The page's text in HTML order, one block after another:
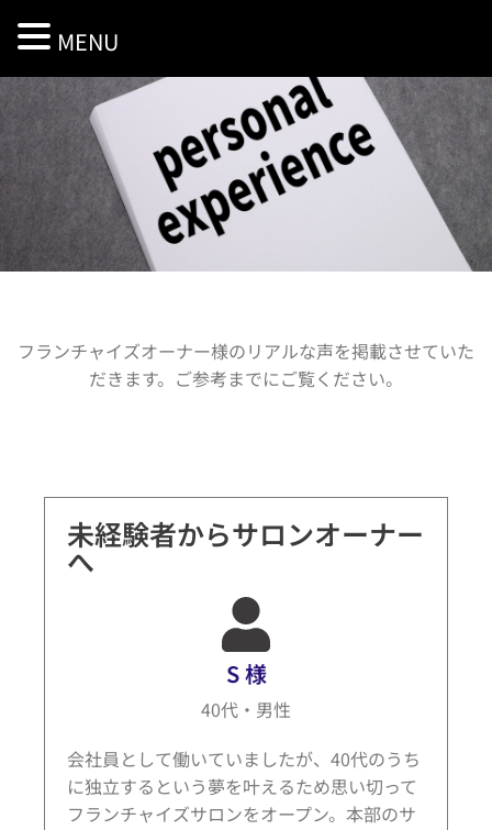
フランチャイズオーナー様のリアルな声を掲載させていた
だきます。ご参考までにご覧ください。
未経験者からサロンオーナー
へ
S 様
40代・男性
会社員として働いていましたが、40代のうち
に独立するという夢を叶えるため思い切って
フランチャイズサロンをオープン。本部のサ
MENU